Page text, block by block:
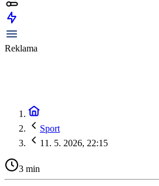
Reklama
Sport
11. 5. 2026, 22:15
3 min